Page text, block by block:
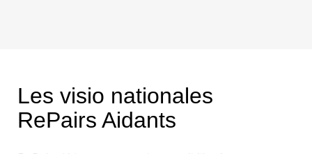
Les visio nationales
RePairs Aidants